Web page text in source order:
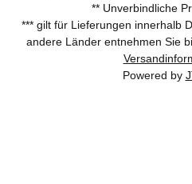
** Unverbindliche
*** gilt für Lieferungen innerhalb
andere Länder entnehmen Sie
Powered by